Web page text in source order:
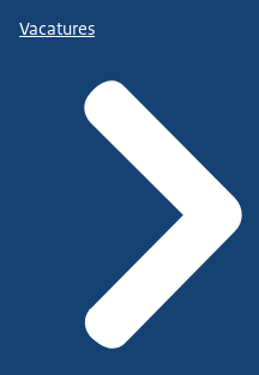
Vacatures